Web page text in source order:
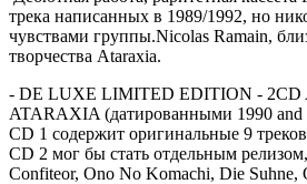
трека написанных в 1989/1992, но
чувствами группы.Nicolas Ramain,
творчества Ataraxia.
- DE LUXE LIMITED EDITION - 2CD
ATARAXIA (датированными 1990 and
CD 1 содержит оригинальные 9
CD 2 мог бы стать отдельным
Confiteor, Ono No Komachi, Die Suhne,